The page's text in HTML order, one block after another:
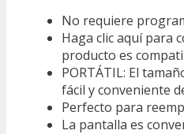
No requiere
Haga clic aquí para
producto es
PORTÁTIL: El
fácil y conveniente
Perfecto para
La pantalla es